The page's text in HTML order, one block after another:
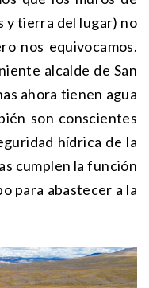
y tierra del lugar) no
nos equivocamos.
alcalde de San
ahora tienen agua
son conscientes
hídrica de la
cumplen la función
para abastecer a la